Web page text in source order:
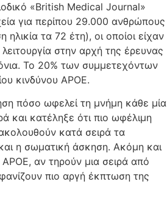
«British Medical Journal»
για περίπου 29.000 ανθρώπους
τα 72 έτη), οι οποίοι είχαν
στην αρχή της έρευνας
Το 20% των συμμετεχόντων
κινδύνου ΑΡΟΕ.
πόσο ωφελεί τη μνήμη κάθε μία
και κατέληξε ότι πιο ωφέλιμη
κατά σειρά τα
η σωματική άσκηση. Ακόμη και
ΑΡΟΕ, αν τηρούν μια σειρά από
πιο αργή έκπτωση της